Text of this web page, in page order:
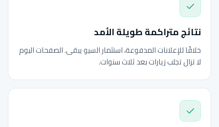
نتائج متراكمة طويلة الأمد
خلافًا للإعلانات المدفوعة، استثمار السيو يبقى. الصفحات اليوم
لا تزال تجلب زيارات بعد ثلاث سنوات.